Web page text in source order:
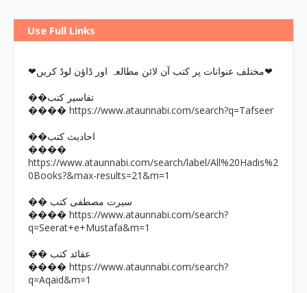
Use Full Links
❤مختلف عنوانات پر کتب آن لائن مطالعہ اور ڈاؤن لوڈ کریں❤
��تفاسیر کتب
���� https://www.ataunnabi.com/search?q=Tafseer
��احادیث کتب
����
https://www.ataunnabi.com/search/label/All%20Hadis%2
0Books?&max-results=21&m=1
�� سیرت مصطفی کتب
���� https://www.ataunnabi.com/search?
q=Seerat+e+Mustafa&m=1
�� عقائد کتب
���� https://www.ataunnabi.com/search?
q=Aqaid&m=1